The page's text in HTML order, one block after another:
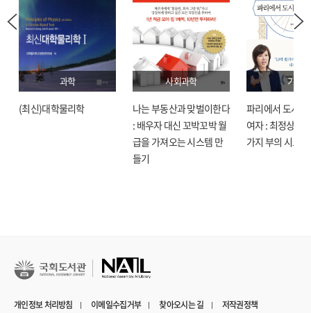
과학
(최신)대학물리학
사회과학
나는 부동산과 맞벌이한다
: 배우자 대신 꼬박꼬박 월
급을 가져오는 시스템 만
들기
기술
파리에서 도시락
여자 : 최정상으
가지 부의 시크릿
개인정보 처리방침 이메일수집거부 찾아오시는 길 저작권정책